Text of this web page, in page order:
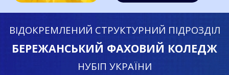
ВІДОКРЕМЛЕНИЙ СТРУКТУРНИЙ ПІДРОЗДІЛ
БЕРЕЖАНСЬКИЙ ФАХОВИЙ КОЛЕДЖ
НУБІП УКРАЇНИ